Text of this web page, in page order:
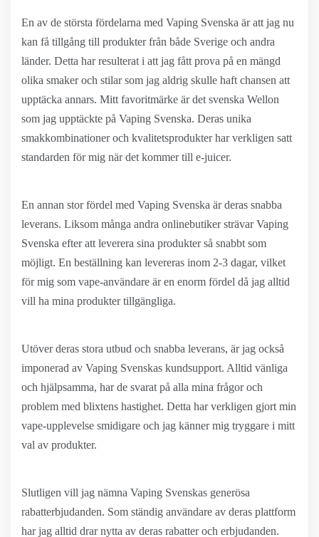
En av de största fördelarna med Vaping Svenska är att jag nu
kan få tillgång till produkter från både Sverige och andra
länder. Detta har resulterat i att jag fått prova på en mängd
olika smaker och stilar som jag aldrig skulle haft chansen att
upptäcka annars. Mitt favoritmärke är det svenska Wellon
som jag upptäckte på Vaping Svenska. Deras unika
smakkombinationer och kvalitetsprodukter har verkligen satt
standarden för mig när det kommer till e-juicer.
En annan stor fördel med Vaping Svenska är deras snabba
leverans. Liksom många andra onlinebutiker strävar Vaping
Svenska efter att leverera sina produkter så snabbt som
möjligt. En beställning kan levereras inom 2-3 dagar, vilket
för mig som vape-användare är en enorm fördel då jag alltid
vill ha mina produkter tillgängliga.
Utöver deras stora utbud och snabba leverans, är jag också
imponerad av Vaping Svenskas kundsupport. Alltid vänliga
och hjälpsamma, har de svarat på alla mina frågor och
problem med blixtens hastighet. Detta har verkligen gjort min
vape-upplevelse smidigare och jag känner mig tryggare i mitt
val av produkter.
Slutligen vill jag nämna Vaping Svenskas generösa
rabatterbjudanden. Som ständig användare av deras plattform
har jag alltid drar nytta av deras rabatter och erbjudanden.